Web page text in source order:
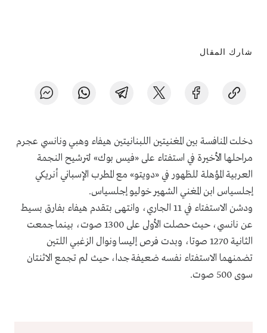
شارك المقال
دخلت المنافسة بين المغنيتين اللبنانيتين هيفاء وهبي ونانسي عجرم
مراحلها الأخيرة في استفتاء على «فيس بوك» لترشيح النجمة
العربية المؤهلة للظهور في «دويتو» مع المطرب الإسباني أنريكي
إجلسياس ابن المغني الشهير خوليو إجلسياس.
ودشن الاستفتاء في 11 الجاري، وانتهى بتقدم هيفاء بفارق بسيط
عن نانسي، حيث حصلت الأولى على 1300 صوت، بينما جمعت
الثانية 1270 صوتا، وبدت فرص إليسا ونوال الزغبي اللتين
تضمنهما الاستفتاء نفسه ضعيفة جدا، حيث لم تجمع الاثنتان
سوى 500 صوت.